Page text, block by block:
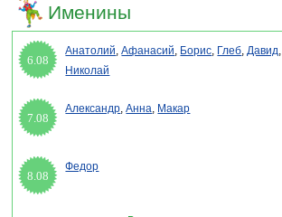
Именины
6.08
Анатолий,Афанасий, Борис, Глеб,Давид,
Николай
7.08
Александр,Анна, Макар
8.08
Федор